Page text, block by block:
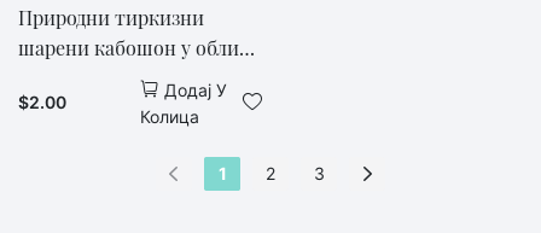
Природни тиркизни
шарени кабошон у облику
срца, величина 8 мм Дии
драги камен који многи
$2.00
Додај У
Колица
1 2 3